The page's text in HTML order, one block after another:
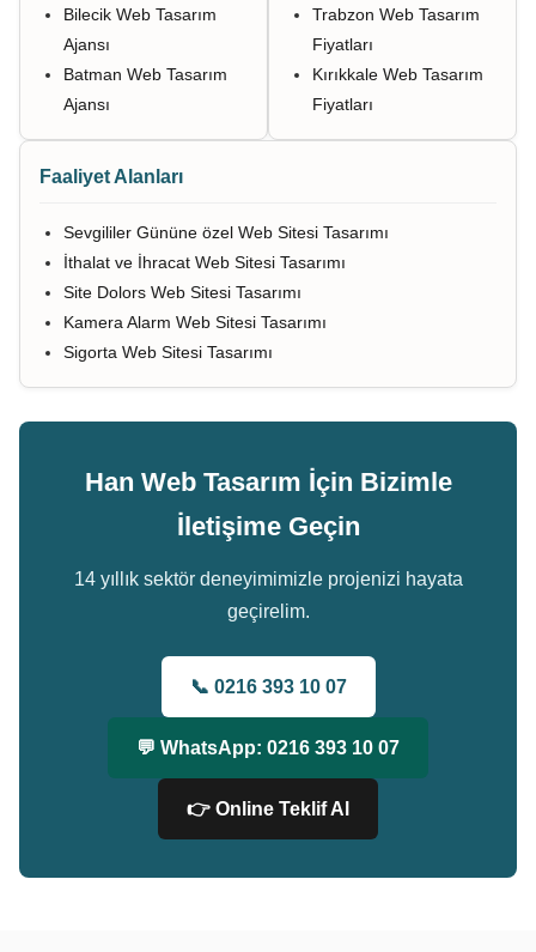
Bilecik Web Tasarım
Ajansı
Batman Web Tasarım
Ajansı
Trabzon Web Tasarım
Fiyatları
Kırıkkale Web Tasarım
Fiyatları
Faaliyet Alanları
Sevgililer Gününe özel Web Sitesi Tasarımı
İthalat ve İhracat Web Sitesi Tasarımı
Site Dolors Web Sitesi Tasarımı
Kamera Alarm Web Sitesi Tasarımı
Sigorta Web Sitesi Tasarımı
Han Web Tasarım İçin Bizimle
İletişime Geçin
14 yıllık sektör deneyimimizle projenizi hayata
geçirelim.
📞 0216 393 10 07
💬 WhatsApp: 0216 393 10 07
👉 Online Teklif Al